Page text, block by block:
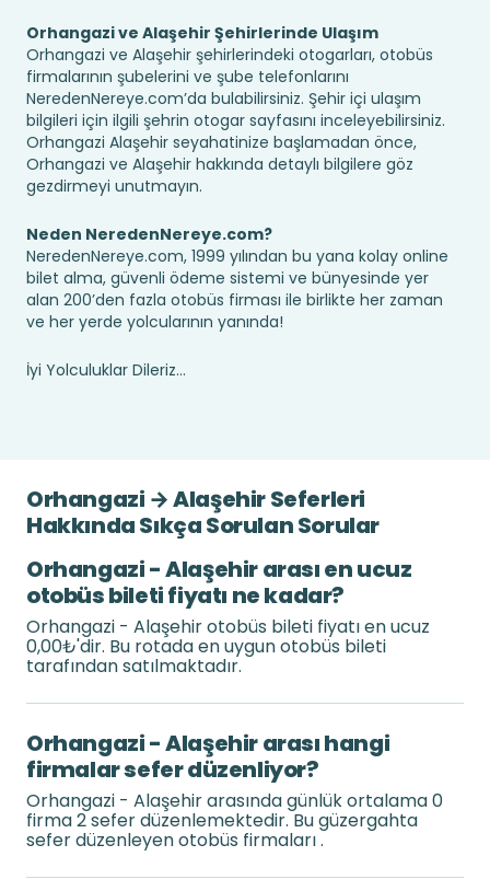
Orhangazi ve Alaşehir Şehirlerinde Ulaşım
Orhangazi ve Alaşehir şehirlerindeki otogarları, otobüs
firmalarının şubelerini ve şube telefonlarını
NeredenNereye.com’da bulabilirsiniz. Şehir içi ulaşım
bilgileri için ilgili şehrin otogar sayfasını inceleyebilirsiniz.
Orhangazi Alaşehir seyahatinize başlamadan önce,
Orhangazi ve Alaşehir hakkında detaylı bilgilere göz
gezdirmeyi unutmayın.
Neden NeredenNereye.com?
NeredenNereye.com, 1999 yılından bu yana kolay online
bilet alma, güvenli ödeme sistemi ve bünyesinde yer
alan 200’den fazla otobüs firması ile birlikte her zaman
ve her yerde yolcularının yanında!
İyi Yolculuklar Dileriz...
Orhangazi → Alaşehir Seferleri
Hakkında Sıkça Sorulan Sorular
Orhangazi - Alaşehir arası en ucuz
otobüs bileti fiyatı ne kadar?
Orhangazi - Alaşehir otobüs bileti fiyatı en ucuz
0,00₺'dir. Bu rotada en uygun otobüs bileti
tarafından satılmaktadır.
Orhangazi - Alaşehir arası hangi
firmalar sefer düzenliyor?
Orhangazi - Alaşehir arasında günlük ortalama 0
firma 2 sefer düzenlemektedir. Bu güzergahta
sefer düzenleyen otobüs firmaları .